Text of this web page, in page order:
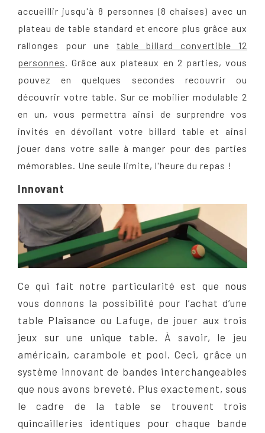
accueillir jusqu'à 8 personnes (8 chaises) avec un
plateau de table standard et encore plus grâce aux
rallonges pour une table billard convertible 12
personnes. Grâce aux plateaux en 2 parties, vous
pouvez en quelques secondes recouvrir ou
découvrir votre table. Sur ce mobilier modulable 2
en un, vous permettra ainsi de surprendre vos
invités en dévoilant votre billard table et ainsi
jouer dans votre salle à manger pour des parties
mémorables. Une seule limite, l'heure du repas !
Innovant
Ce qui fait notre particularité est que nous
vous donnons la possibilité pour l’achat d’une
table Plaisance ou Lafuge, de jouer aux trois
jeux sur une unique table. À savoir, le jeu
américain, carambole et pool. Ceci, grâce un
système innovant de bandes interchangeables
que nous avons breveté. Plus exactement, sous
le cadre de la table se trouvent trois
quincailleries identiques pour chaque bande